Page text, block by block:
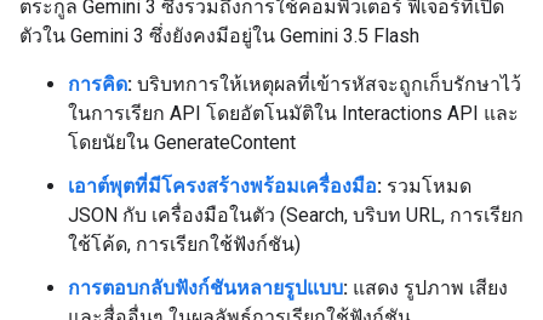
ตระกูล Gemini 3 ซึ่งรวมถึงการใช้คอมพิวเตอร์ ฟีเจอร์ที่เปิด
ตัวใน Gemini 3 ซึ่งยังคงมีอยู่ใน Gemini 3.5 Flash
การคิด: บริบทการให้เหตุผลที่เข้ารหัสจะถูกเก็บรักษาไว้
ในการเรียก API โดยอัตโนมัติใน Interactions API และ
โดยนัยใน GenerateContent
เอาต์พุตที่มีโครงสร้างพร้อมเครื่องมือ: รวมโหมด
JSON กับ เครื่องมือในตัว (Search, บริบท URL, การเรียก
ใช้โค้ด, การเรียกใช้ฟังก์ชัน)
การตอบกลับฟังก์ชันหลายรูปแบบ: แสดง รูปภาพ เสียง